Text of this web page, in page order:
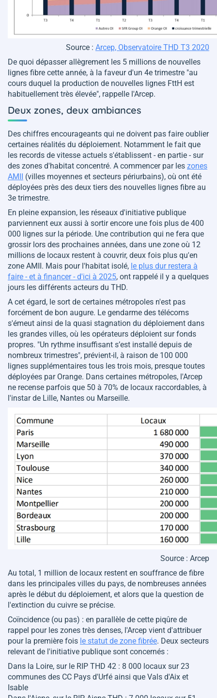
Source : Arcep, Observatoire THD T3 2020
De quoi dépasser allègrement les 5 millions de nouvelles
lignes fibre cette année, à la faveur d'un 4e trimestre "au
cours duquel la production de nouvelles lignes FttH est
habituellement très élevée", rappelle l'Arcep.
Deux zones, deux ambiances
Des chiffres encourageants qui ne doivent pas faire oublier
certaines réalités du déploiement. Notamment le fait que
les records de vitesse actuels s'établissent - en partie - sur
des zones d'habitat concentré. A commencer par les zones
AMII (villes moyennes et secteurs périurbains), où ont été
déployées près des deux tiers des nouvelles lignes fibre au
3e trimestre.
En pleine expansion, les réseaux d'initiative publique
parviennent eux aussi à sortir encore une fois plus de 400
000 lignes sur la période. Une contribution qui ne fera que
grossir lors des prochaines années, dans une zone où 12
millions de locaux restent à couvrir, deux fois plus qu'en
zone AMII. Mais pour l'habitat isolé, le plus dur restera à
faire - et à financer - d'ici à 2025, ont rappelé il y a quelques
jours les différents acteurs du THD.
A cet égard, le sort de certaines métropoles n'est pas
forcément de bon augure. Le gendarme des télécoms
s'émeut ainsi de la quasi stagnation du déploiement dans
les grandes villes, où les opérateurs déploient sur fonds
propres. "Un rythme insuffisant s’est installé depuis de
nombreux trimestres", prévient-il, à raison de 100 000
lignes supplémentaires tous les trois mois, presque toutes
déployées par Orange. Dans certaines métropoles, l'Arcep
ne recense parfois que 50 à 70% de locaux raccordables, à
l'instar de Lille, Nantes ou Marseille.
Source : Arcep
Au total, 1 million de locaux restent en souffrance de fibre
dans les principales villes du pays, de nombreuses années
après le début du déploiement, et alors que la question de
l'extinction du cuivre se précise.
Coïncidence (ou pas) : en parallèle de cette piqûre de
rappel pour les zones très denses, l'Arcep vient d'attribuer
pour la première fois le statut de zone fibrée. Deux secteurs
relevant de l'initiative publique sont concernés :
Dans la Loire, sur le RIP THD 42 : 8 000 locaux sur 23
communes des CC Pays d'Urfé ainsi que Vals d'Aix et
Isable